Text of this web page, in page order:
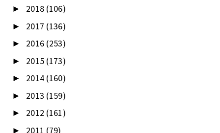
► 2018 (106)
► 2017 (136)
► 2016 (253)
► 2015 (173)
► 2014 (160)
► 2013 (159)
► 2012 (161)
► 2011 (79)